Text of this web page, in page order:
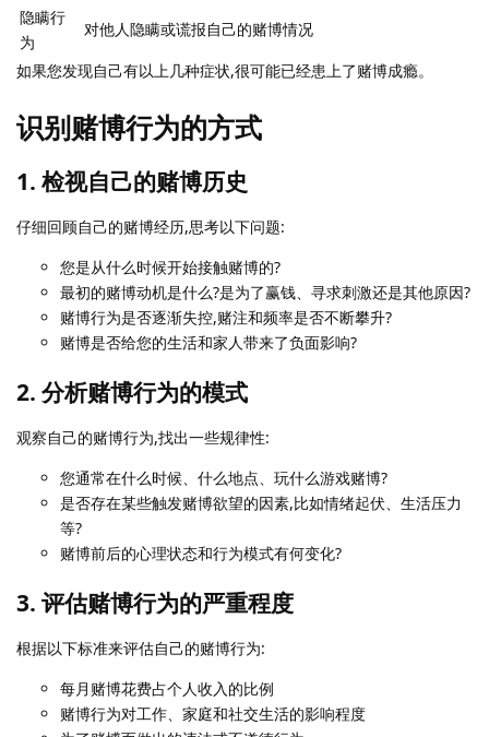
隐瞒行
为
对他人隐瞒或谎报自己的赌博情况
如果您发现自己有以上几种症状,很可能已经患上了赌博成瘾。
识别赌博行为的方式
1. 检视自己的赌博历史
仔细回顾自己的赌博经历,思考以下问题:
您是从什么时候开始接触赌博的?
最初的赌博动机是什么?是为了赢钱、寻求刺激还是其他原因?
赌博行为是否逐渐失控,赌注和频率是否不断攀升?
赌博是否给您的生活和家人带来了负面影响?
2. 分析赌博行为的模式
观察自己的赌博行为,找出一些规律性:
您通常在什么时候、什么地点、玩什么游戏赌博?
是否存在某些触发赌博欲望的因素,比如情绪起伏、生活压力
等?
赌博前后的心理状态和行为模式有何变化?
3. 评估赌博行为的严重程度
根据以下标准来评估自己的赌博行为:
每月赌博花费占个人收入的比例
赌博行为对工作、家庭和社交生活的影响程度